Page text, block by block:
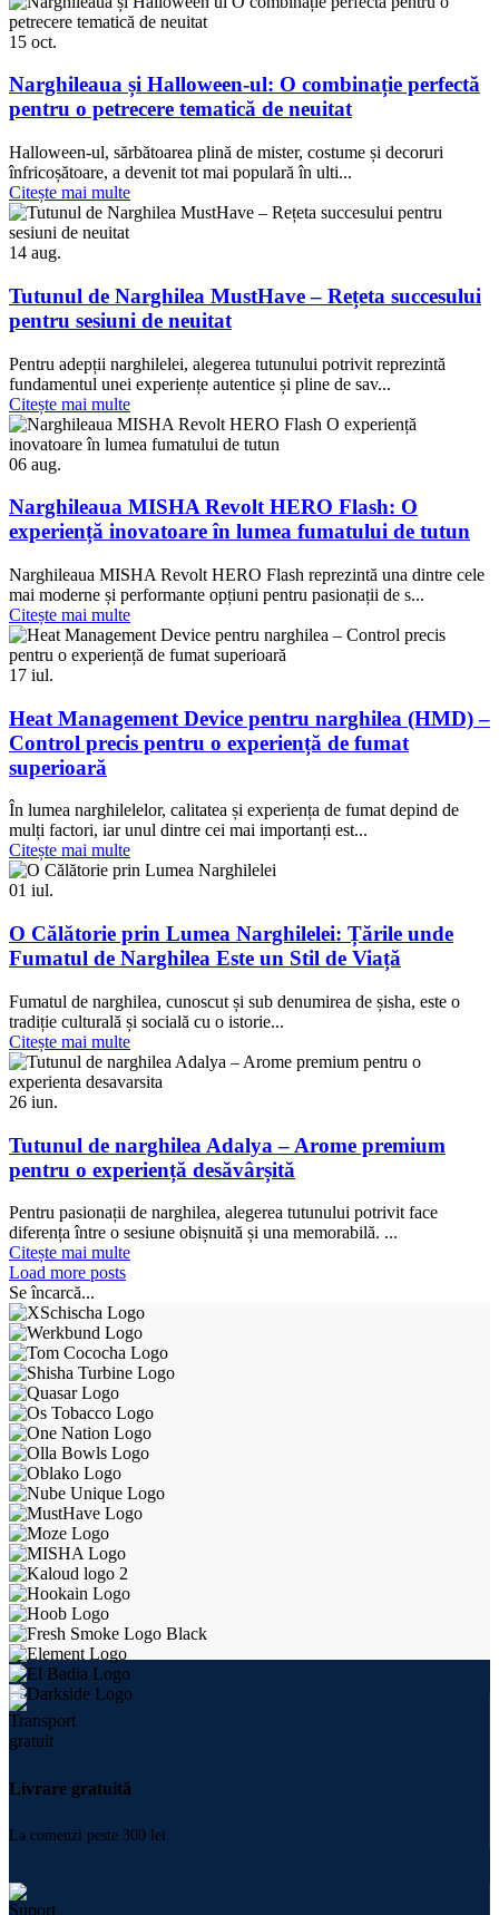
15 oct.
Narghileaua și Halloween-ul: O combinație perfectă
pentru o petrecere tematică de neuitat
Halloween-ul, sărbătoarea plină de mister, costume și decoruri
înfricoșătoare, a devenit tot mai populară în ulti...
Citește mai multe
14 aug.
Tutunul de Narghilea MustHave – Rețeta succesului
pentru sesiuni de neuitat
Pentru adepții narghilelei, alegerea tutunului potrivit reprezintă
fundamentul unei experiențe autentice și pline de sav...
Citește mai multe
06 aug.
Narghileaua MISHA Revolt HERO Flash: O
experiență inovatoare în lumea fumatului de tutun
Narghileaua MISHA Revolt HERO Flash reprezintă una dintre cele
mai moderne și performante opțiuni pentru pasionații de s...
Citește mai multe
17 iul.
Heat Management Device pentru narghilea (HMD) –
Control precis pentru o experiență de fumat
superioară
În lumea narghilelelor, calitatea și experiența de fumat depind de
mulți factori, iar unul dintre cei mai importanți est...
Citește mai multe
01 iul.
O Călătorie prin Lumea Narghilelei: Țările unde
Fumatul de Narghilea Este un Stil de Viață
Fumatul de narghilea, cunoscut și sub denumirea de șisha, este o
tradiție culturală și socială cu o istorie...
Citește mai multe
26 iun.
Tutunul de narghilea Adalya – Arome premium
pentru o experiență desăvârșită
Pentru pasionații de narghilea, alegerea tutunului potrivit face
diferența între o sesiune obișnuită și una memorabilă. ...
Citește mai multe
Load more posts
Se încarcă...
Livrare gratuită
La comenzi peste 300 lei